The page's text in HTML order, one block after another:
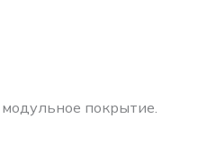
покрытие.